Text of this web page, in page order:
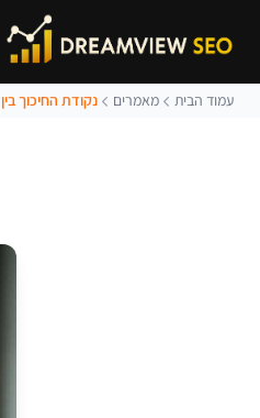
עמוד הבית מאמרים נקודת החיכוך בין CMO ל־CIO בעולם סוכני AI ו־AEO